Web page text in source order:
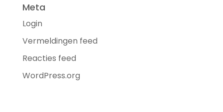
Meta
Login
Vermeldingen feed
Reacties feed
WordPress.org